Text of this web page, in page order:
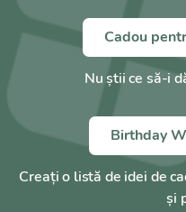
Cadou
Nu știi ce să-i
Birthday
Creați o listă de idei de
și